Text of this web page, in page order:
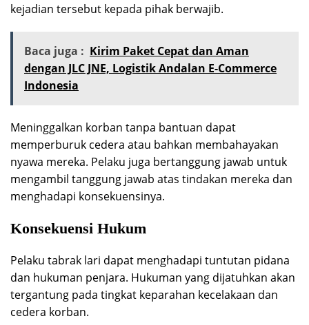
kejadian tersebut kepada pihak berwajib.
Baca juga : Kirim Paket Cepat dan Aman
dengan JLC JNE, Logistik Andalan E-Commerce
Indonesia
Meninggalkan korban tanpa bantuan dapat
memperburuk cedera atau bahkan membahayakan
nyawa mereka. Pelaku juga bertanggung jawab untuk
mengambil tanggung jawab atas tindakan mereka dan
menghadapi konsekuensinya.
Konsekuensi Hukum
Pelaku tabrak lari dapat menghadapi tuntutan pidana
dan hukuman penjara. Hukuman yang dijatuhkan akan
tergantung pada tingkat keparahan kecelakaan dan
cedera korban.